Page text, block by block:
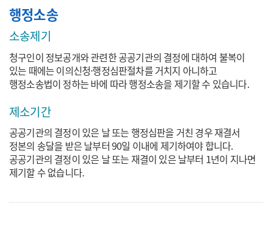
행정소송
소송제기
청구인이 정보공개와 관련한 공공기관의 결정에 대하여 불복이
있는 때에는 이의신청·행정심판절차를 거치지 아니하고
행정소송법이 정하는 바에 따라 행정소송을 제기할 수 있습니다.
제소기간
공공기관의 결정이 있은 날 또는 행정심판을 거친 경우 재결서
정본의 송달을 받은 날부터 90일 이내에 제기하여야 합니다.
공공기관의 결정이 있은 날 또는 재결이 있은 날부터 1년이 지나면
제기할 수 없습니다.